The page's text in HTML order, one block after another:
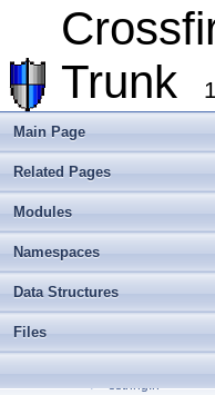
Trunk
Main Page
Related Pages
Modules
Namespaces
Data Structures
Files
► quest.h
► QuestLoader.h
Quests.h
QuestWriter.h
► re-cmp.h
► shop.h
►
► sounds.h
► spellist.h
► sstring.h